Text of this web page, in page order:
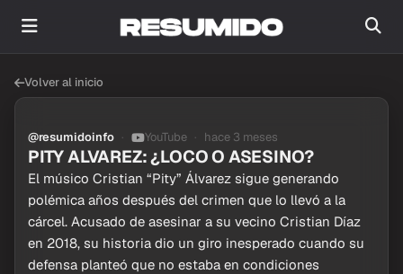
Volver al inicio
@resumidoinfo YouTube hace 3 meses
PITY ALVAREZ: ¿LOCO O ASESINO?
El músico Cristian “Pity” Álvarez sigue generando
polémica años después del crimen que lo llevó a la
cárcel. Acusado de asesinar a su vecino Cristian Díaz
en 2018, su historia dio un giro inesperado cuando su
defensa planteó que no estaba en condiciones